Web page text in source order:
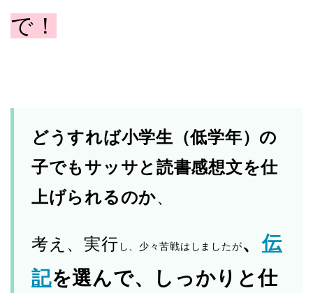
で！
どうすれば小学生（低学年）の
子でもサッサと読書感想文を仕
上げられるのか、
考え、実行 し、少々苦戦はしましたが、伝
記を選んで、しっかりと仕